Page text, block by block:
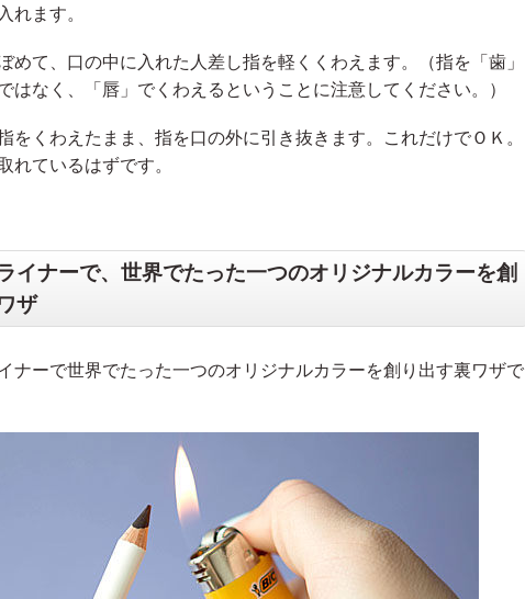
れます。
めて、口の中に入れた人差し指を軽くくわえます。（指を「歯」
はなく、「唇」でくわえるということに注意してください。）
をくわえたまま、指を口の外に引き抜きます。これだけでＯＫ。
れているはずです。
イナーで、世界でたった一つのオリジナルカラーを創
ザ
ナーで世界でたった一つのオリジナルカラーを創り出す裏ワザで